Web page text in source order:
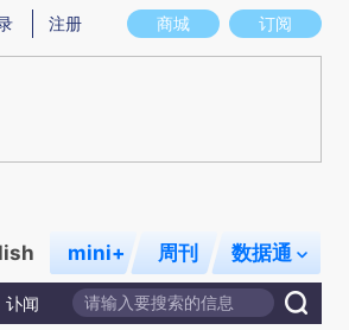
实意图存在偏差。不代表财新观点和立场。推荐点
商城 订阅
注册
mini+ 周刊 数据通
讣闻